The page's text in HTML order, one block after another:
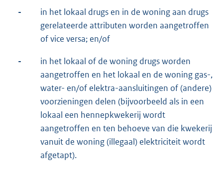
-
in het lokaal drugs en in de woning aan drugs
gerelateerde attributen worden aangetroffen
of vice versa; en/of
-
in het lokaal of de woning drugs worden
aangetroffen en het lokaal en de woning gas-,
water- en/of elektra-aansluitingen of (andere)
voorzieningen delen (bijvoorbeeld als in een
lokaal een hennepkwekerij wordt
aangetroffen en ten behoeve van die kwekerij
vanuit de woning (illegaal) elektriciteit wordt
afgetapt).